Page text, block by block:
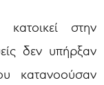
στην
δεν υπήρξαν
κατανοούσαν